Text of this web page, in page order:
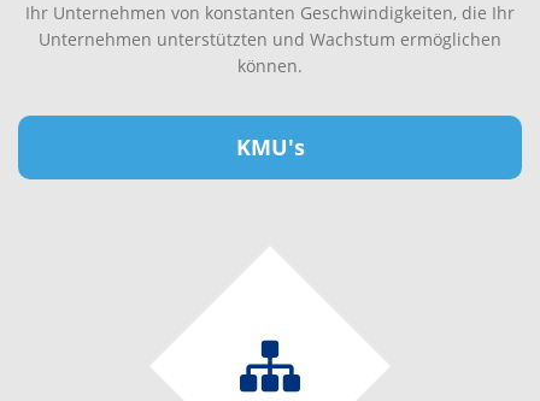
Ihr Unternehmen von konstanten Geschwindigkeiten, die Ihr
Unternehmen unterstützten und Wachstum ermöglichen
können.
KMU's